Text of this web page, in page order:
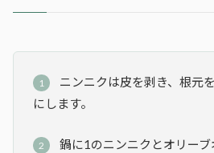
ニンニクは皮を剥き、根元
にします。
鍋に1のニンニクとオリー